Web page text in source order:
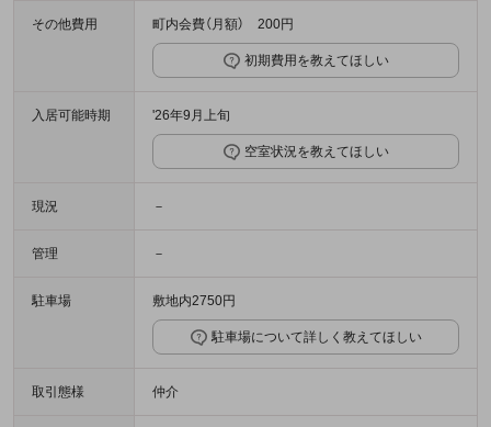
その他費用 町内会費（月額） 200円
初期費用を教えてほしい
入居可能時期 '26年9月上旬
空室状況を教えてほしい
現況 －
管理 －
駐車場 敷地内2750円
駐車場について詳しく教えてほしい
取引態様 仲介